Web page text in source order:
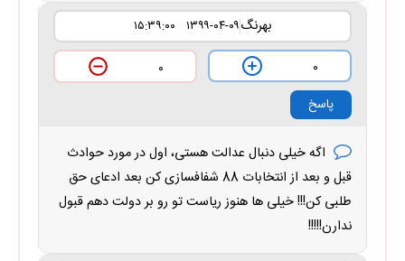
بهرنگ۱۳۹۹-۰۴-۰۹ ۱۵:۳۹:۰۰
۰
۰
پاسخ
اگه خیلی دنبال عدالت هستی، اول در مورد حوادث
قبل و بعد از انتخابات 88 شفافسازی کن بعد ادعای حق
طلبی کن!!! خیلی ها هنوز ریاست تو رو بر دولت دهم قبول
ندارن!!!!!